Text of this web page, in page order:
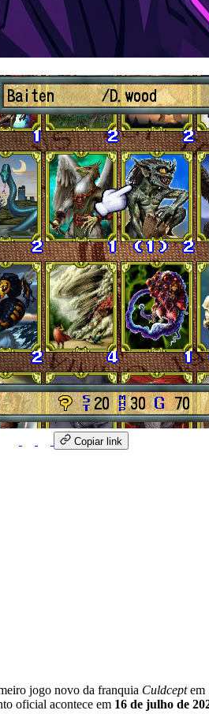
Copiar link
jogo novo da franquia Culdceptem
oficial acontece em 16 de julho de